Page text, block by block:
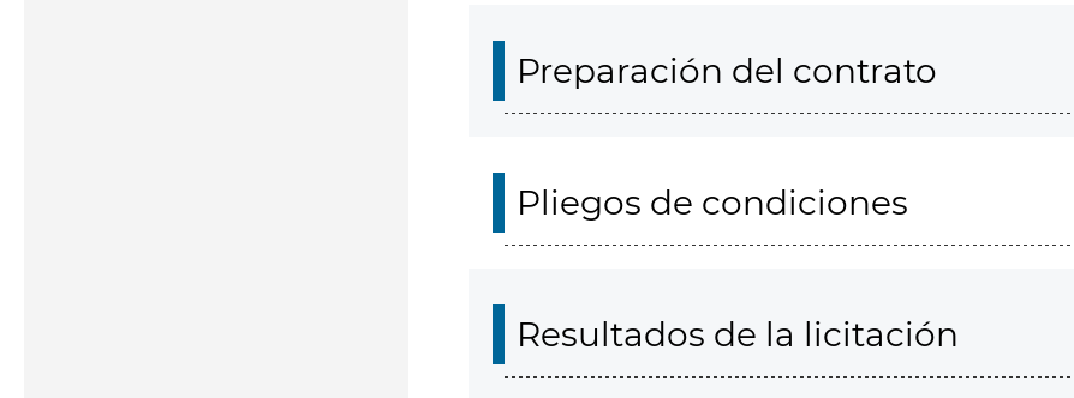
Preparación del contrato
Pliegos de condiciones
Resultados de la licitación